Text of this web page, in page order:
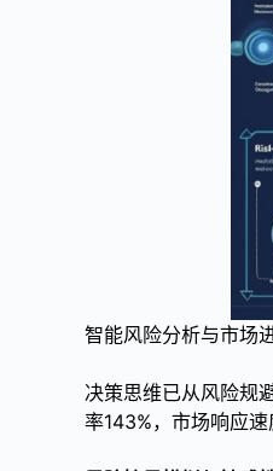
智能风险分析与市场
决策思维已从风险规
率143%，市场响应速